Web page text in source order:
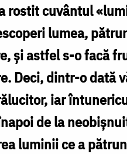
rostit cuvântul
lumea,
şi astfel s-o facă
Deci, dintr-o dată
iar
de la
luminii ce a